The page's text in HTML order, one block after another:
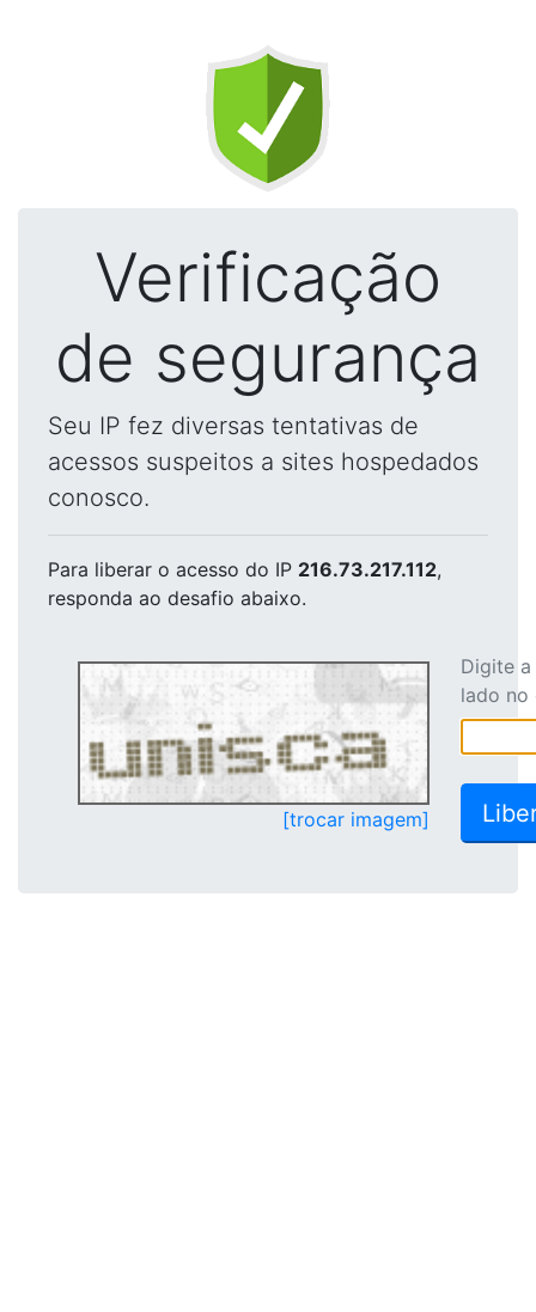
Verificação
de segurança
Seu IP fez diversas tentativas de
acessos suspeitos a sites hospedados
conosco.
Para liberar o acesso do IP 216.73.217.112,
responda ao desafio abaixo.
[trocar imagem]
Digite
lado no